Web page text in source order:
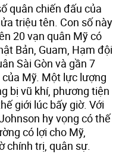
quân chiến đấu của
triệu tên. Con số này
20 vạn quân Mỹ có
Bản, Guam, Hạm đội
Sài Gòn và gần 7
Mỹ. Một lực lượng
bị vũ khí, phương tiện
giới lúc bấy giờ. Với
hy vọng có thế
có lợi cho Mỹ,
chính trị, quân sự.